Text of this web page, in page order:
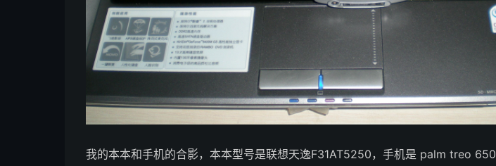
我的本本和手机的合影，本本型号是联想天逸F31AT5250，手机是 palm treo 650